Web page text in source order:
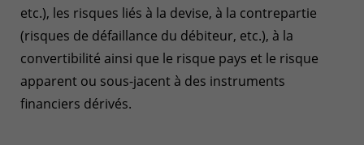
etc.), les risques liés à la devise, à la contrepartie
(risques de défaillance du débiteur, etc.), à la
convertibilité ainsi que le risque pays et le risque
apparent ou sous-jacent à des instruments
financiers dérivés.